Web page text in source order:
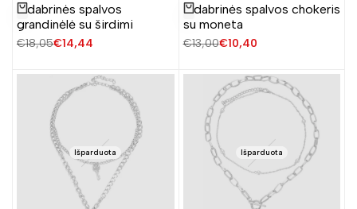
Žiūrėti produktą
Sidabrinės spalvos
grandinėlė su širdimi
Įprasta
€18,05Pardavimo
€14,44
Žiūrėti produktą
Sidabrinės spalvos chokeris
su moneta
Įprasta
€13,00Pardavimo
€10,40
Išparduota Išparduota